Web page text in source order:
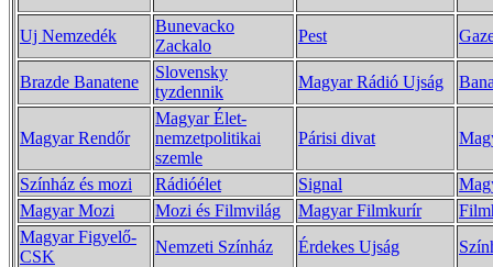
Uj Nemzedék
Bunevacko
Zackalo
Pest
Brazde Banatene
Slovensky
tyzdennik
Magyar Rádió Ujság
Magyar Rendőr
Magyar Élet-
nemzetpolitikai
szemle
Párisi divat
Színház és mozi Rádióélet Signal
Magyar Mozi
Mozi és Filmvilág Magyar Filmkurír
Magyar Figyelő-
CSK
Nemzeti Színház Érdekes Ujság